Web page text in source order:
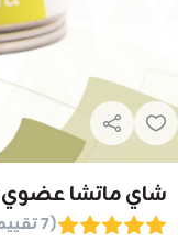
شاي ماتشا عضوي 30جرام
(7 تقييمات)